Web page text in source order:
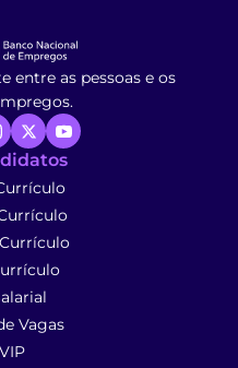
entre as pessoas e os
Vagas